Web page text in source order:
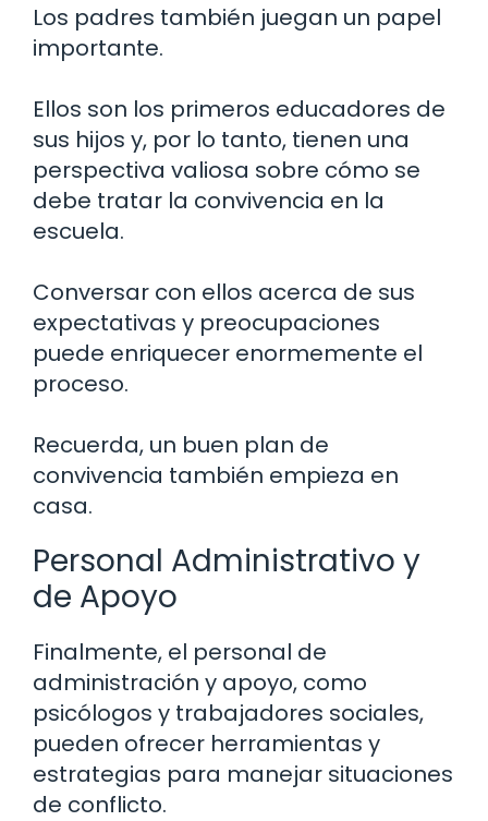
Los padres también juegan un papel
importante.
Ellos son los primeros educadores de
sus hijos y, por lo tanto, tienen una
perspectiva valiosa sobre cómo se
debe tratar la convivencia en la
escuela.
Conversar con ellos acerca de sus
expectativas y preocupaciones
puede enriquecer enormemente el
proceso.
Recuerda, un buen plan de
convivencia también empieza en
casa.
Personal Administrativo y
de Apoyo
Finalmente, el personal de
administración y apoyo, como
psicólogos y trabajadores sociales,
pueden ofrecer herramientas y
estrategias para manejar situaciones
de conflicto.